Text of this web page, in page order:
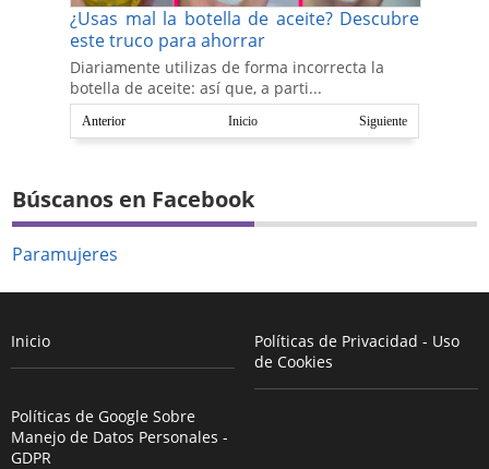
¿Usas mal la botella de aceite? Descubre
este truco para ahorrar
Diariamente utilizas de forma incorrecta la
botella de aceite: así que, a parti...
Anterior Siguiente
Inicio
Búscanos en Facebook
Paramujeres
Inicio
Políticas de Privacidad - Uso
de Cookies
Políticas de Google Sobre
Manejo de Datos Personales -
GDPR